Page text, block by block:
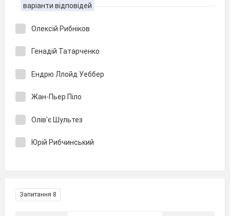
варіанти відповідей
Олексій Рибніков
Генадій Татарченко
Ендрю Ллойд Уеббер
Жан-Пьер Піло
Олів'є Шультез
Юрій Рибчинський
Запитання 8